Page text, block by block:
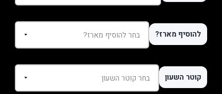
להוסיף מארז?
קוטר השעון